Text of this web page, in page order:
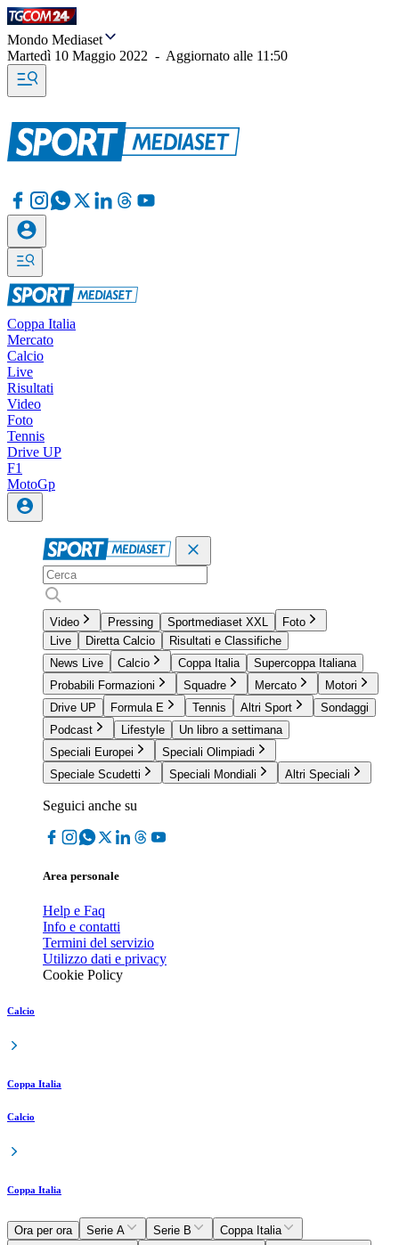
Mondo Mediaset
Martedì 10 Maggio 2022 - Aggiornato alle 11:50
Coppa Italia
Mercato
Calcio
Live
Risultati
Video
Foto
Tennis
Drive UP
F1
MotoGp
Video Pressing Sportmediaset XXL
Foto
Live
Diretta Calcio
Risultati e Classifiche
News Live
Calcio Coppa Italia
Supercoppa Italiana
Probabili Formazioni
Squadre Mercato
Motori
Drive UP
Formula E Tennis Altri Sport
Sondaggi
Podcast
Lifestyle
Un libro a settimana
Speciali Europei
Speciali Olimpiadi
Speciale Scudetti
Speciali Mondiali Altri Speciali
Seguici anche su
Area personale
Help e Faq
Info e contatti
Termini del servizio
Utilizzo dati e privacy
Cookie Policy
Calcio
Coppa Italia
Calcio
Coppa Italia
Ora per ora Serie A Serie B
Coppa Italia